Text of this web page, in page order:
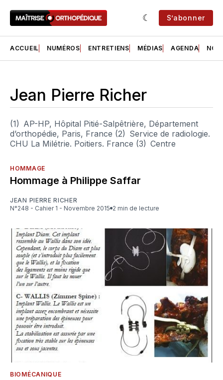
S’abonner
ACCUEIL NUMÉROS ENTRETIENS MÉDIAS AGENDA NOS
Jean Pierre Richer
(1) AP-HP, Hôpital Pitié-Salpêtrière, Département
d’orthopédie, Paris, France (2) Service de radiologie.
CHU La Milétrie. Poitiers. France (3) Centre
HOMMAGE
Hommage à Philippe Saffar
JEAN PIERRE RICHER
N°248 - Cahier 1 - Novembre 2015
2 min de lecture
BIOMÉCANIQUE